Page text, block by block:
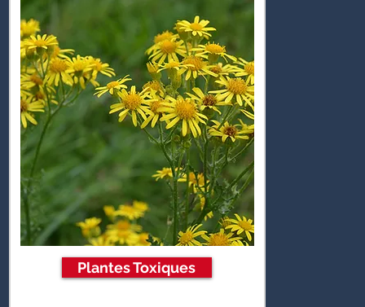
Plantes Toxiques